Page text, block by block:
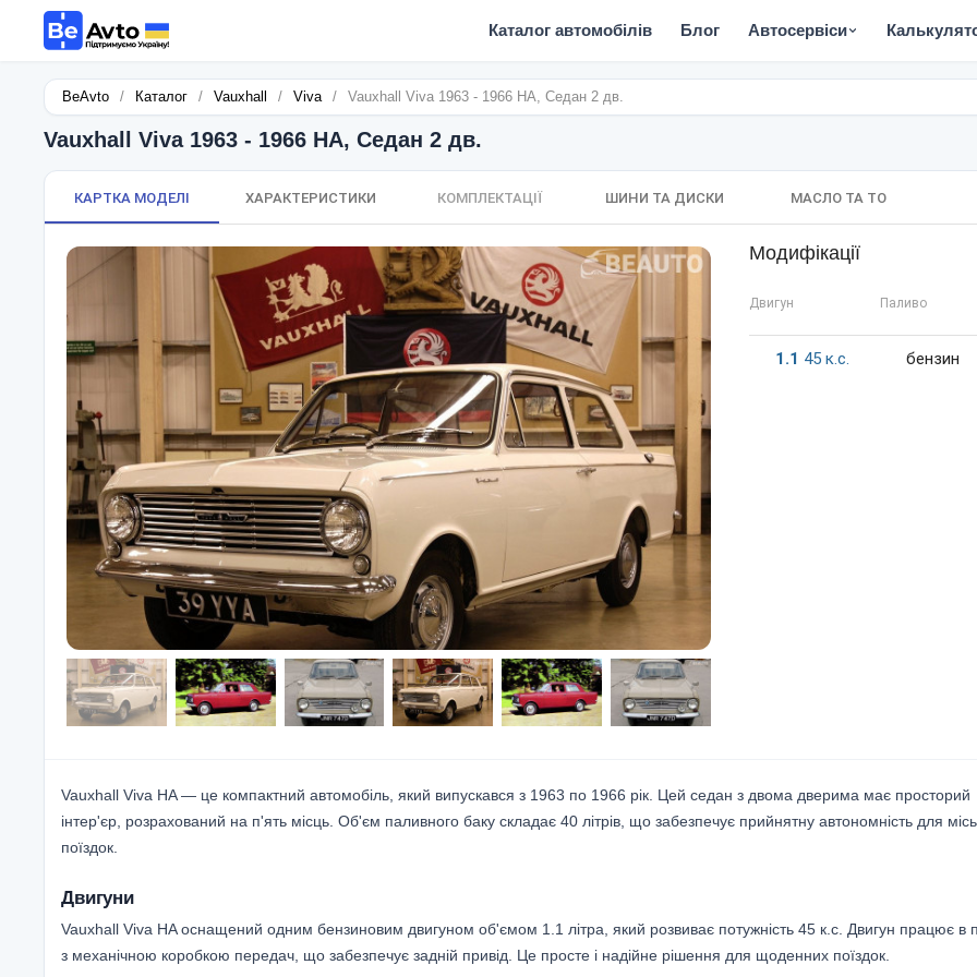
Каталог автомобілів Блог Автосервіси
BeAvto / Каталог / Vauxhall / Viva / Vauxhall Viva 1963 - 1966 HA, Седан 2 дв.
Vauxhall Viva 1963 - 1966 HA, Седан 2 дв.
КАРТКА МОДЕЛІ ХАРАКТЕРИСТИКИ КОМПЛЕКТАЦІЇ ШИНИ ТА ДИСКИ МАСЛО ТА ТО
Модифікації
Двигун Паливо
1.1 45 к.c. бензин
Vauxhall Viva HA — це компактний автомобіль, який випускався з 1963 по 1966 рік. Цей седан з двома дверима має просторий
інтер'єр, розрахований на п'ять місць. Об'єм паливного баку складає 40 літрів, що забезпечує прийнятну автономність для
поїздок.
Двигуни
Vauxhall Viva HA оснащений одним бензиновим двигуном об'ємом 1.1 літра, який розвиває потужність 45 к.с. Двигун працює в
з механічною коробкою передач, що забезпечує задній привід. Це просте і надійне рішення для щоденних поїздок.